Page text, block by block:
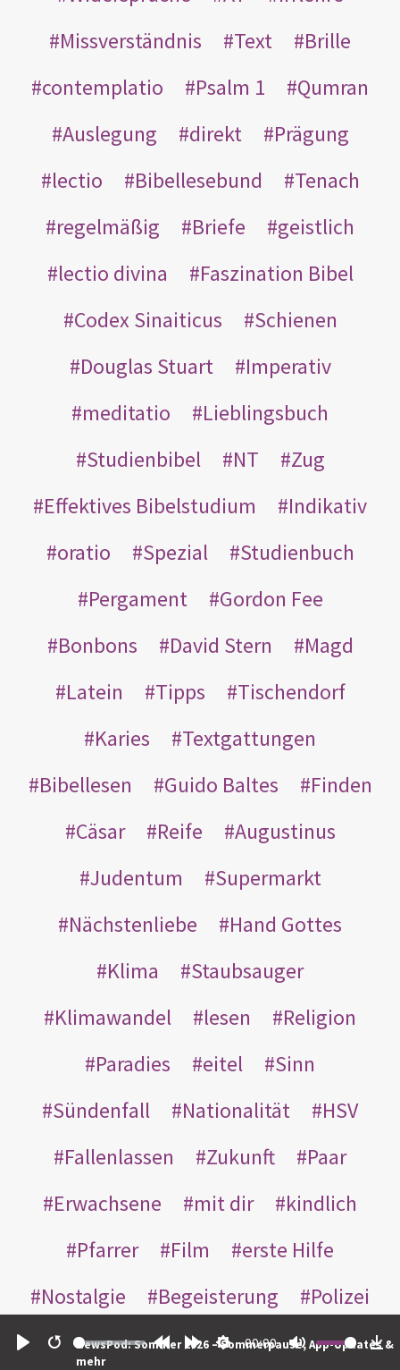
Restart
00:00
NewsPod: Sommer 2026 – Sommerpause, App-Updates &
mehr
Missverständnis
Text
Brille
contemplatio
Psalm 1
Qumran
Auslegung
direkt
Prägung
lectio
Bibellesebund
Tenach
regelmäßig
Briefe
geistlich
lectio divina
Faszination Bibel
Codex Sinaiticus
Schienen
Douglas Stuart
Imperativ
meditatio
Lieblingsbuch
Studienbibel
NT
Zug
Effektives Bibelstudium
Indikativ
oratio
Spezial
Studienbuch
Pergament
Gordon Fee
Bonbons
David Stern
Magd
Latein
Tipps
Tischendorf
Karies
Textgattungen
Bibellesen
Guido Baltes
Finden
Cäsar
Reife
Augustinus
Judentum
Supermarkt
Nächstenliebe
Hand Gottes
Klima
Staubsauger
Klimawandel
lesen
Religion
Paradies
eitel
Sinn
Sündenfall
Nationalität
HSV
Fallenlassen
Zukunft
Paar
Erwachsene
mit dir
kindlich
Pfarrer
Film
erste Hilfe
Nostalgie
Begeisterung
Polizei
Selbstachtung
Unfall